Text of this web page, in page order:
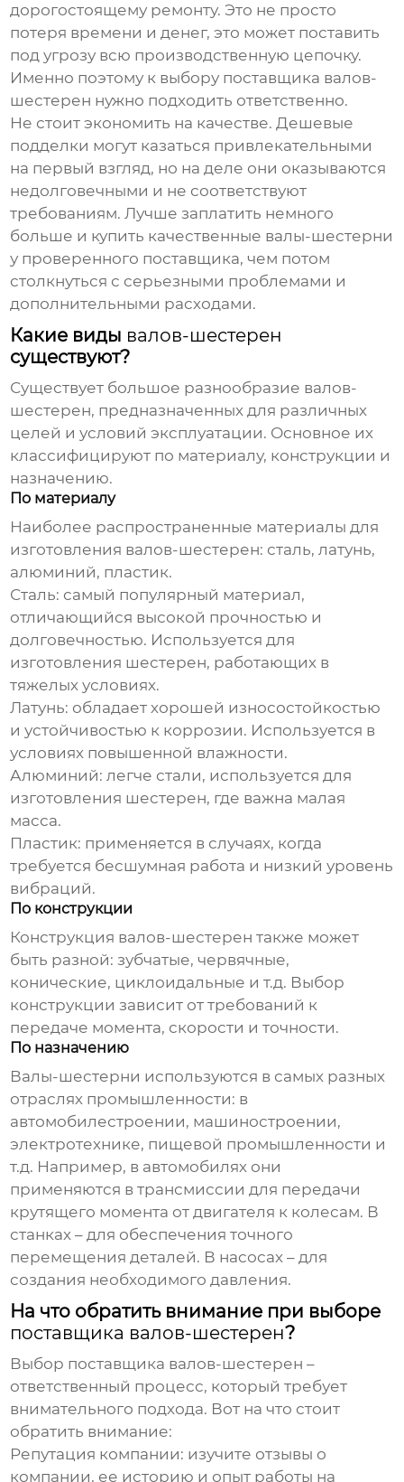
дорогостоящему ремонту. Это не просто
потеря времени и денег, это может поставить
под угрозу всю производственную цепочку.
Именно поэтому к выбору поставщика валов-
шестерен нужно подходить ответственно.
Не стоит экономить на качестве. Дешевые
подделки могут казаться привлекательными
на первый взгляд, но на деле они оказываются
недолговечными и не соответствуют
требованиям. Лучше заплатить немного
больше и купить качественные валы-шестерни
у проверенного поставщика, чем потом
столкнуться с серьезными проблемами и
дополнительными расходами.
Какие виды валов-шестерен
существуют?
Существует большое разнообразие валов-
шестерен, предназначенных для различных
целей и условий эксплуатации. Основное их
классифицируют по материалу, конструкции и
назначению.
По материалу
Наиболее распространенные материалы для
изготовления валов-шестерен: сталь, латунь,
алюминий, пластик.
Сталь: самый популярный материал,
отличающийся высокой прочностью и
долговечностью. Используется для
изготовления шестерен, работающих в
тяжелых условиях.
Латунь: обладает хорошей износостойкостью
и устойчивостью к коррозии. Используется в
условиях повышенной влажности.
Алюминий: легче стали, используется для
изготовления шестерен, где важна малая
масса.
Пластик: применяется в случаях, когда
требуется бесшумная работа и низкий уровень
вибраций.
По конструкции
Конструкция валов-шестерен также может
быть разной: зубчатые, червячные,
конические, циклоидальные и т.д. Выбор
конструкции зависит от требований к
передаче момента, скорости и точности.
По назначению
Валы-шестерни используются в самых разных
отраслях промышленности: в
автомобилестроении, машиностроении,
электротехнике, пищевой промышленности и
т.д. Например, в автомобилях они
применяются в трансмиссии для передачи
крутящего момента от двигателя к колесам. В
станках – для обеспечения точного
перемещения деталей. В насосах – для
создания необходимого давления.
На что обратить внимание при выборе
поставщика валов-шестерен?
Выбор поставщика валов-шестерен –
ответственный процесс, который требует
внимательного подхода. Вот на что стоит
обратить внимание:
Репутация компании: изучите отзывы о
компании, ее историю и опыт работы на